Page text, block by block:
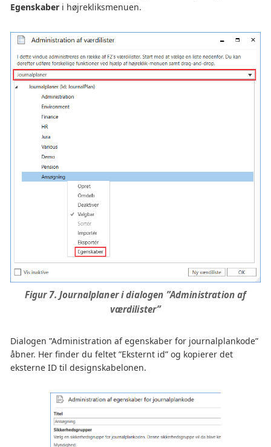
Egenskaber i højrekliksmenuen.
Figur 7. Journalplaner i dialogen ”Administration af
værdilister”
Dialogen ”Administration af egenskaber for journalplankode”
åbner. Her finder du feltet ”Eksternt id” og kopierer det
eksterne ID til designskabelonen.